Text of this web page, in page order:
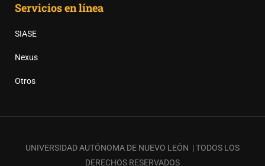
Servicios en línea
SIASE
Nexus
Otros
UNIVERSIDAD AUTÓNOMA DE NUEVO LEÓN | TODOS LOS
DERECHOS RESERVADOS